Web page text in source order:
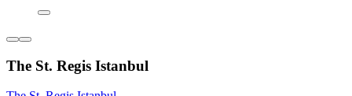
The St. Regis Istanbul